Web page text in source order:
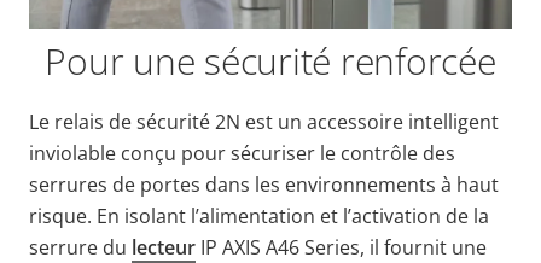
Pour une sécurité renforcée
Le relais de sécurité 2N est un accessoire intelligent
inviolable conçu pour sécuriser le contrôle des
serrures de portes dans les environnements à haut
risque. En isolant l’alimentation et l’activation de la
serrure du lecteur IP AXIS A46 Series, il fournit une